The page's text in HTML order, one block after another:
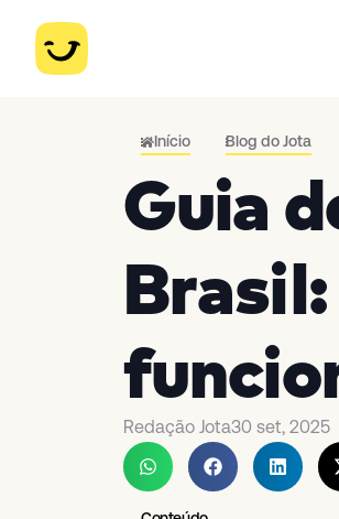
Início Blog do Jota
Guia
Brasil:
Redação Jota30 set, 2025